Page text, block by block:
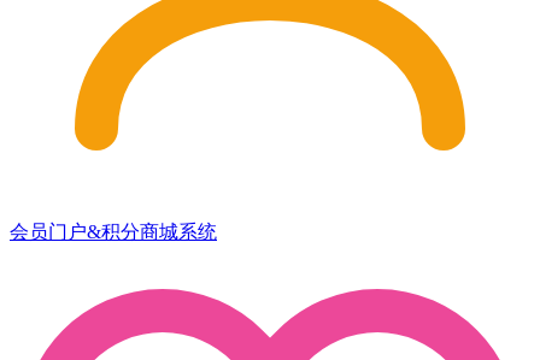
会员门户&积分商城系统